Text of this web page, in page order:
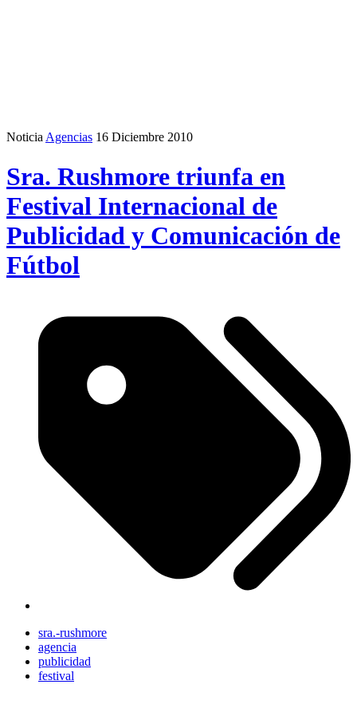
Noticia Agencias 16 Diciembre 2010
Sra. Rushmore triunfa en
Festival Internacional de
Publicidad y Comunicación de
Fútbol
sra.-rushmore
agencia
publicidad
festival